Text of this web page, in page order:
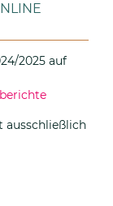
2025 auf
ausschließlich